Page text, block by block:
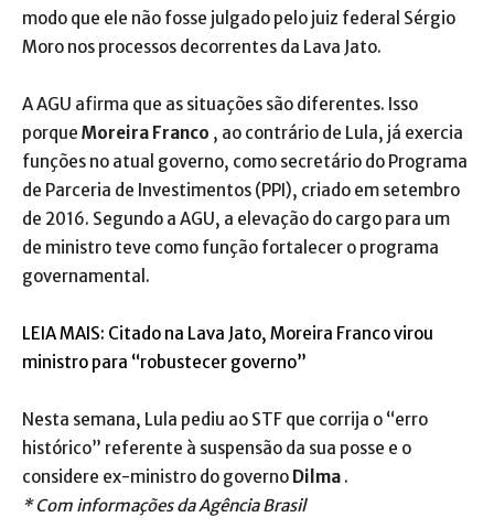
modo que ele não fosse julgado pelo juiz federal Sérgio
Moro nos processos decorrentes da Lava Jato.
A AGU afirma que as situações são diferentes. Isso
porque Moreira Franco , ao contrário de Lula, já exercia
funções no atual governo, como secretário do Programa
de Parceria de Investimentos (PPI), criado em setembro
de 2016. Segundo a AGU, a elevação do cargo para um
de ministro teve como função fortalecer o programa
governamental.
LEIA MAIS: Citado na Lava Jato, Moreira Franco virou
ministro para “robustecer governo”
Nesta semana, Lula pediu ao STF que corrija o “erro
histórico” referente à suspensão da sua posse e o
considere ex-ministro do governo Dilma .
* Com informações da Agência Brasil